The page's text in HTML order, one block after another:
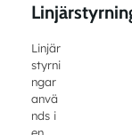
Linjär
styrni
ngar
anvä
nds i
en